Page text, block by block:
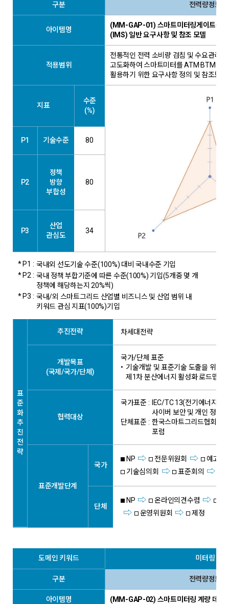
구분 전력량정보
아이템명
(MM-GAP-01) 스마트미터링게이트웨
(IMS) 일반 요구사항 및 참조 모델
적용범위
전통적인 전력 소비량 검침 및 수요관리
고도화하여 스마트미터를 ATM·BTM 전
활용하기 위한 요구사항 정의 및 참조모델
지표
수준
(%)
P1 기술수준 80
P2
정책
방향
부합성
80
P3
산업
관심도
34
* P1 : 국내외 선도기술 수준(100%) 대비 국내수준 기입
* P2 : 국내 정책 부합기준에 따른 수준(100%) 기입(5개중 몇 개
정책에 해당하는지 20%씩)
* P3 : 국내/외 스마트그리드 산업별 비즈니스 및 산업 범위 내
키워드 관심 지표(100%)기입
표
준
화
추
진
전
략
추진전략 차세대전략
개발목표
(국제/국가/단체)
국가/단체 표준
• 기술개발 및 표준기술 도출을 위하
제1차 분산에너지 활성화 로드맵
협력대상
국가표준 :
IEC/TC 13(전기에너지
사이버 보안 및 개인 정보
단체표준 : 한국스마트그리드협회
포럼
표준개발단계
국가
NP 전문위원회
예고고
기술심의회
표준회의
단체
NP 온라인의견수렴
운영위원회
제정
도메인 키워드 미터링 관리
구분 전력량정보
아이템명 (MM-GAP-02) 스마트미터링 계량 데이